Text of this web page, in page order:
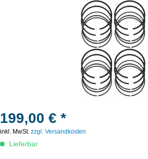
199,00 € *
inkl. MwSt. zzgl. Versandkosten
Lieferbar